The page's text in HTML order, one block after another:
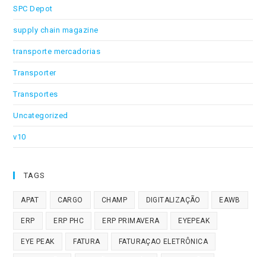
SPC Depot
supply chain magazine
transporte mercadorias
Transporter
Transportes
Uncategorized
v10
TAGS
APAT CARGO CHAMP DIGITALIZAÇÃO EAWB
ERP ERP PHC ERP PRIMAVERA EYEPEAK
EYE PEAK FATURA FATURAÇAO ELETRÔNICA